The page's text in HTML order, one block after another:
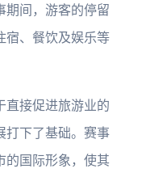
期间，游客的停留
宿、餐饮及娱乐等
直接促进旅游业的
打下了基础。赛事
的国际形象，使其